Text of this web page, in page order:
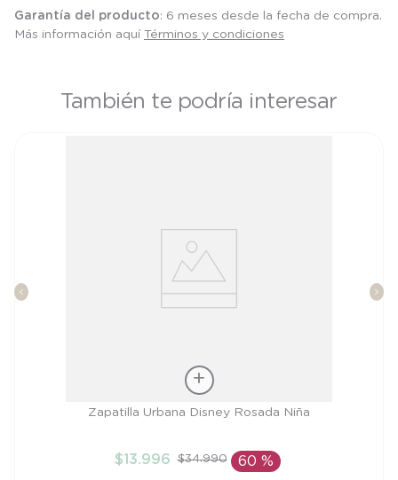
Garantía del producto: 6 meses desde la fecha de compra.
Más información aquí Términos y condiciones
También te podría interesar
AÑADIR AL CARRITO
Zapatilla Urbana Disney Rosada Niña
$13.996 $34.990 60 %